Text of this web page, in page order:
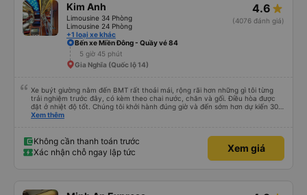
Kim Anh
Limousine 34 Phòng
Limousine 24 Phòng
+1 loại xe khác
4.6
(4076 đánh giá)
Bến xe Miền Đông - Quầy vé 84
5 giờ 45 phút
Gia Nghĩa (Quốc lộ 14)
Xe buýt giường nằm đến BMT rất thoải mái, rộng rãi hơn những gì tôi từng
trải nghiệm trước đây, có kèm theo chai nước, chăn và gối. Điều hòa được
đặt ở nhiệt độ tốt. Chúng tôi khởi hành đúng giờ và đến sớm hơn dự kiến 30
phút. Tài xế rất tuyệt so với những tài xế khác ở Việt Nam! Không quá nhiều
GPS và biển số xe vì tôi phải tìm kiếm xung quanh bến xe để tìm thấy nó, đây
là vấn đề của bến xe Đà Lạt (không phải tất cả các xe buýt đều có bảng
thông tin), chứ không phải của công ty.
Xem thêm
Không cần thanh toán trước
Xác nhận chỗ ngay lập tức
Xem giá